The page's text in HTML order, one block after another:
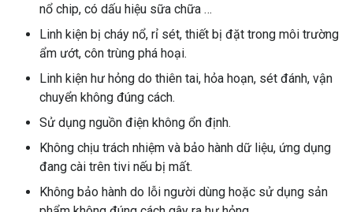
nổ chip, có dấu hiệu sữa chữa …
Linh kiện bị cháy nổ, rỉ sét, thiết bị đặt trong môi trường
ẩm ướt, côn trùng phá hoại.
Linh kiện hư hỏng do thiên tai, hỏa hoạn, sét đánh, vận
chuyển không đúng cách.
Sử dụng nguồn điện không ổn định.
Không chịu trách nhiệm và bảo hành dữ liệu, ứng dụng
đang cài trên tivi nếu bị mất.
Không bảo hành do lỗi người dùng hoặc sử dụng sản